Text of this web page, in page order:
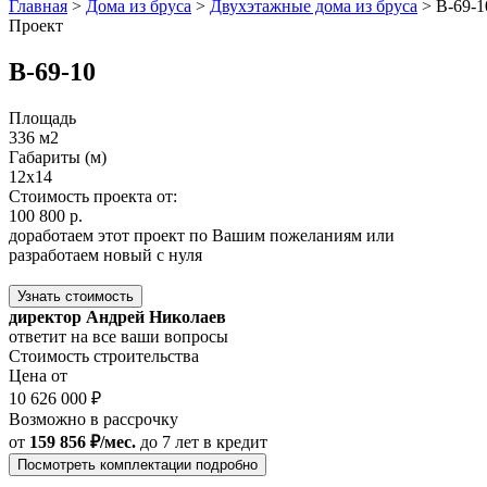
Главная > Дома из бруса > Двухэтажные дома из бруса > В-69-
Проект
В-69-10
Площадь
336 м2
Габариты (м)
12х14
Стоимость проекта от:
100 800 р.
доработаем этот проект по Вашим пожеланиям или
разработаем новый с нуля
Узнать стоимость
директор Андрей Николаев
ответит на все ваши вопросы
Стоимость строительства
Цена от
10 626 000 ₽
Возможно в рассрочку
от 159 856 ₽/мес. до 7 лет в кредит
Посмотреть комплектации подробно